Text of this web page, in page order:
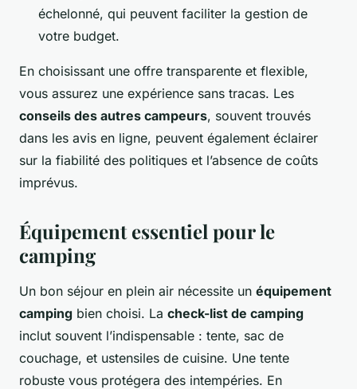
échelonné, qui peuvent faciliter la gestion de
votre budget.
En choisissant une offre transparente et flexible,
vous assurez une expérience sans tracas. Les
conseils des autres campeurs, souvent trouvés
dans les avis en ligne, peuvent également éclairer
sur la fiabilité des politiques et l’absence de coûts
imprévus.
Équipement essentiel pour le
camping
Un bon séjour en plein air nécessite un équipement
camping bien choisi. La check-list de camping
inclut souvent l’indispensable : tente, sac de
couchage, et ustensiles de cuisine. Une tente
robuste vous protégera des intempéries. En